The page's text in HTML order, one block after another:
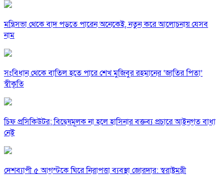
মন্ত্রিসভা থেকে বাদ পড়তে পারেন অনেকেই, নতুন করে আলোচনায় যেসব
নাম
সংবিধান থেকে বাতিল হতে পারে শেখ মুজিবুর রহমানের ‘জাতির পিতা’
স্বীকৃতি
চিফ প্রসিকিউটর; বিদ্বেষমূলক না হলে হাসিনার বক্তব্য প্রচারে আইনগত বাধা
নেই
দেশব্যাপী ৫ আগস্টকে ঘিরে নিরাপত্তা ব্যবস্থা জোরদার: স্বরাষ্ট্রমন্ত্রী